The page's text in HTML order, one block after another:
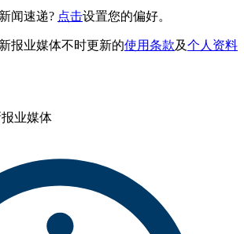
闻速递? 点击设置您的偏好。
报业媒体不时更新的使用条款及个人资料
业媒体